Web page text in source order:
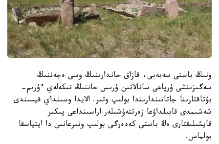
ونىڭ باستى سەبەبى، قازاق حاندارىنىڭ وسى ەجەننىڭ
سەگىزىنشى ۇرپاعى سانالاتىن ۇرىس حاننىڭ تىكەلەي ءۇرىم-
بۇتاقتارىنا جاتاتىندارىندا بولىپ وتىر. الايدا وسىنداي قيسىندى
شەشىمدى قابىلداۋعا زەرتتەۋشىلەر اراسىنداعى پىكىر
قايشىلىقتارى ەڭ باستى كەدەرگى بولىپ وتىرعانىن دا ايتپاسقا
بولماس.